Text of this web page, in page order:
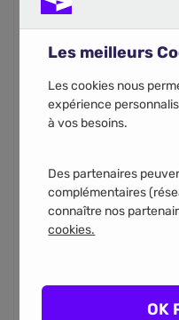
Vous recevrez votre
email. En renseignant
acceptez d'être appelé
Les meilleurs
Les cookies nous
expérience
à vos besoins.
Des partenaires
complémentaires
connaître nos
cookies.
OK